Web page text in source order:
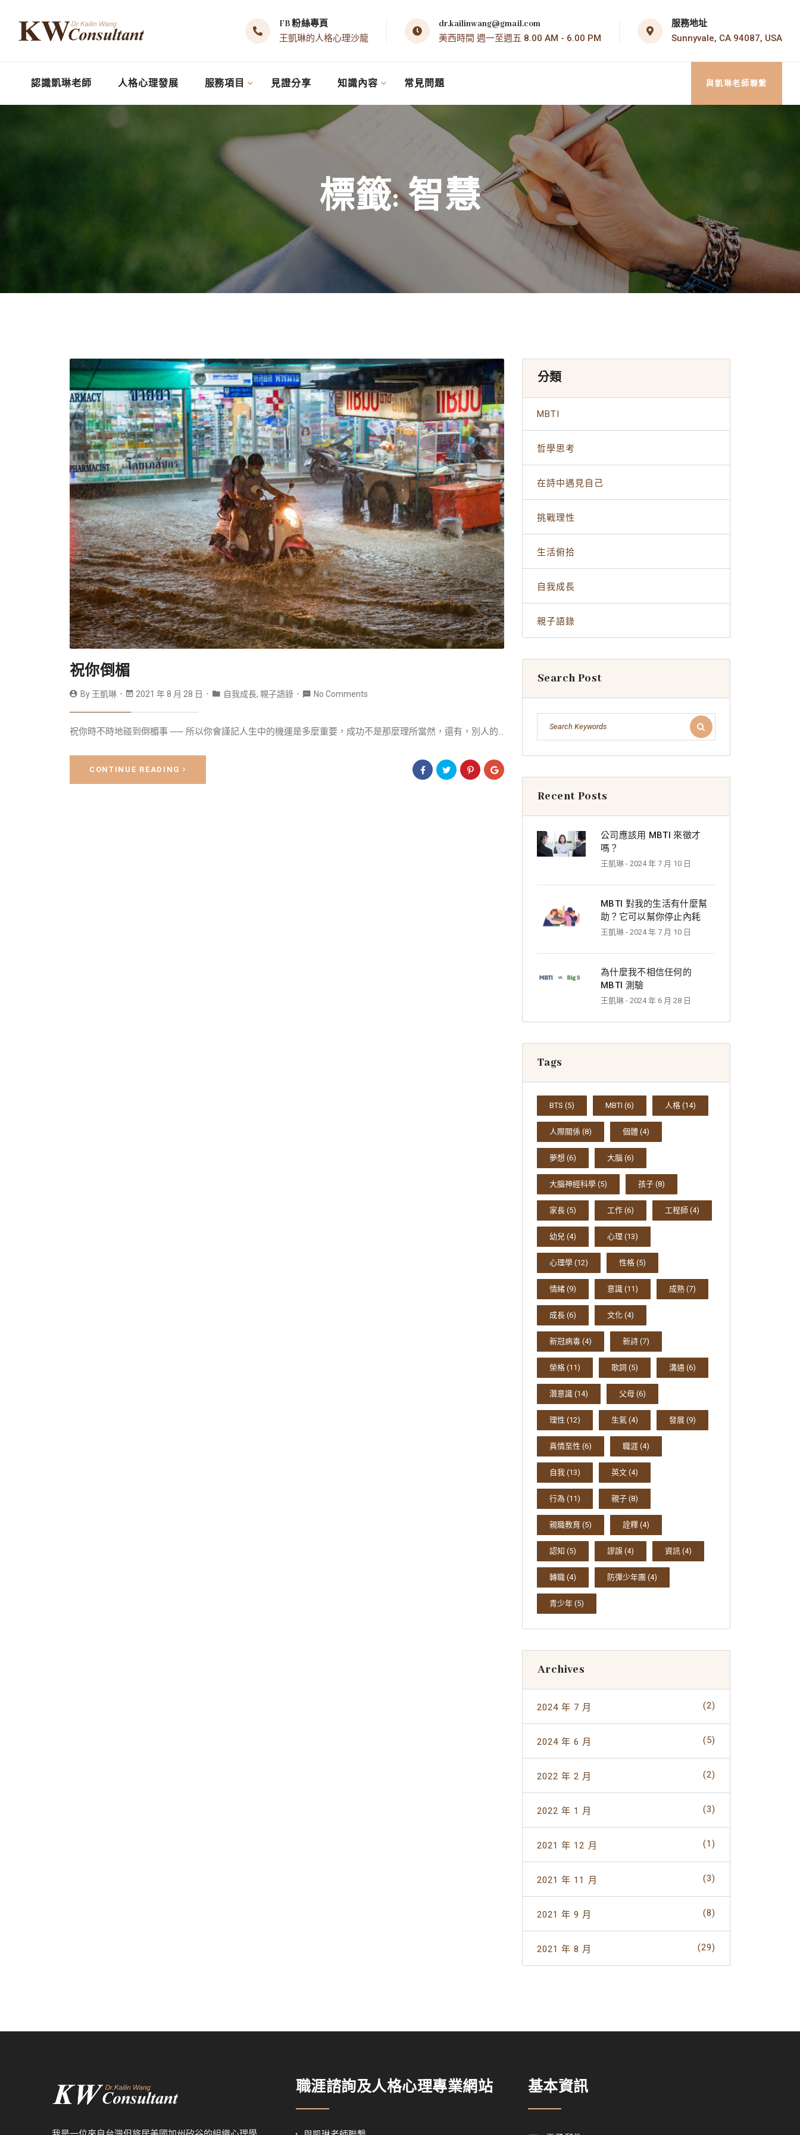
FB 粉絲專頁
王凱琳的人格心理沙龍
dr.kailinwang@gmail.com
美西時間 週一至週五 8.00 AM - 6.00 PM
服務地址
Sunnyvale, CA 94087, USA
認識凱琳老師 人格心理發展 服務項目 見證分享 知識內容 常見問題 與凱琳老師聯繫
標籤:智慧
祝你倒楣
By 王凱琳 2021 年 8 月 28 日 自我成長, 親子語錄 No Comments
祝你時不時地碰到倒楣事 ── 所以你會謹記人生中的機運是多麼重要，成功不是那麼理所當然，還有，別人的...
CONTINUE READING
分類
MBTI
哲學思考
在詩中遇見自己
挑戰理性
生活俯拾
自我成長
親子語錄
Search Post
Recent Posts
公司應該用 MBTI 來徵才
嗎？
王凱琳 - 2024 年 7 月 10 日
MBTI 對我的生活有什麼幫
助？它可以幫你停止內耗
王凱琳 - 2024 年 7 月 10 日
為什麼我不相信任何的
MBTI 測驗
王凱琳 - 2024 年 6 月 28 日
Tags
BTS (5) MBTI (6) 人格 (14)
人際關係 (8) 個體 (4)
夢想 (6) 大腦 (6)
大腦神經科學 (5) 孩子 (8)
家長 (5) 工作 (6) 工程師 (4)
幼兒 (4) 心理 (13)
心理學 (12) 性格 (5)
情緒 (9) 意識 (11) 成熟 (7)
成長 (6) 文化 (4)
新冠病毒 (4) 新詩 (7)
榮格 (11) 歌詞 (5) 溝通 (6)
潛意識 (14) 父母 (6)
理性 (12) 生氣 (4) 發展 (9)
真情至性 (6) 職涯 (4)
自我 (13) 英文 (4)
行為 (11) 親子 (8)
親職教育 (5) 詮釋 (4)
認知 (5) 謬誤 (4) 資訊 (4)
轉職 (4) 防彈少年團 (4)
青少年 (5)
Archives
2024 年 7 月 (2)
2024 年 6 月 (5)
2022 年 2 月 (2)
2022 年 1 月 (3)
2021 年 12 月 (1)
2021 年 11 月 (3)
2021 年 9 月 (8)
2021 年 8 月 (29)
職涯諮詢及人格心理專業網站 基本資訊